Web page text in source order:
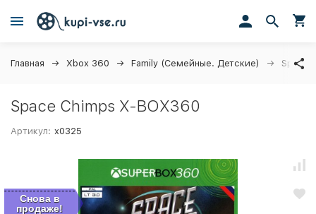
Главная Xbox 360 Family (Семейные. Детские) Space
Space Chimps X-BOX360
Артикул: x0325
Снова в
продаже!